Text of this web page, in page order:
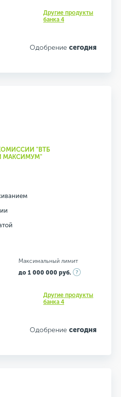
Другие продукты
банка 4
Одобрение сегодня
"ВТБ
МАКСИМУМ"
Максимальный лимит
до 1 000 000 руб.
Другие продукты
банка 4
Одобрение сегодня